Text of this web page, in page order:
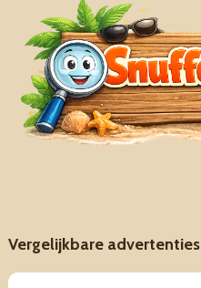
Vergelijkbare advertenties